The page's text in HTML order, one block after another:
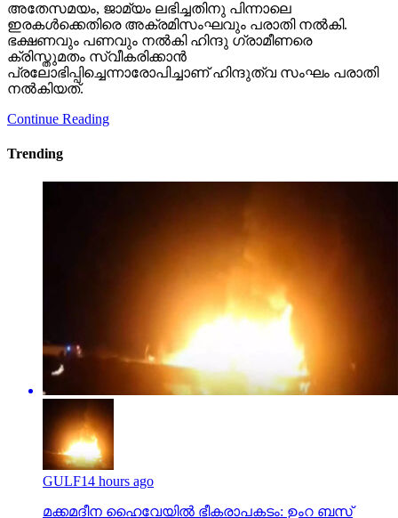
അതേസമയം, ജാമ്യം ലഭിച്ചതിനു പിന്നാലെ
ഇരകള്‍ക്കെതിരെ അക്രമിസംഘവും പരാതി നല്‍കി.
ഭക്ഷണവും പണവും നല്‍കി ഹിന്ദു ഗ്രാമീണരെ
ക്രിസ്തുമതം സ്വീകരിക്കാന്‍
പ്രലോഭിപ്പിച്ചെന്നാരോപിച്ചാണ് ഹിന്ദുത്വ സംഘം പരാതി
നല്‍കിയത്.
Continue Reading
Trending
GULF14 hours ago
മക്കമദീന ഹൈവേയില്‍ ഭീകരാപകടം: ഉംറ ബസ്